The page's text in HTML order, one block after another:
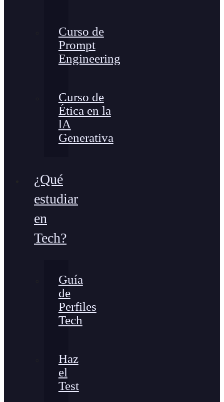
Curso de
Prompt
Engineering
Curso de
Ética en la
lA
Generativa
¿Qué
estudiar
en
Tech?
Guía
de
Perfiles
Tech
Haz
el
Test